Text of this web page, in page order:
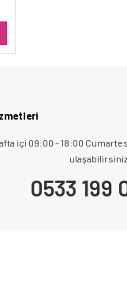
içi 09:00 - 18:00
ulaşabilirsiniz .
0533 199